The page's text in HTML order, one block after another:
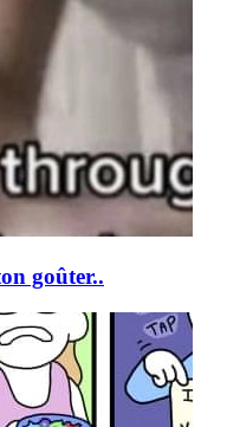
goûter..